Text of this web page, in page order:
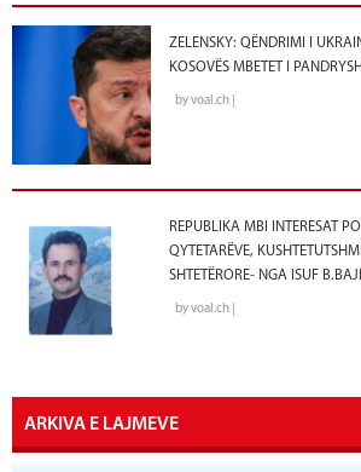
ZELENSKY: QËNDRIMI I
KOSOVËS MBETET I
by voal.ch |
REPUBLIKA MBI INTERESAT
QYTETARËVE,
SHTETËRORE- NGA ISUF
by voal.ch |
ARKIVA E LAJMEVE